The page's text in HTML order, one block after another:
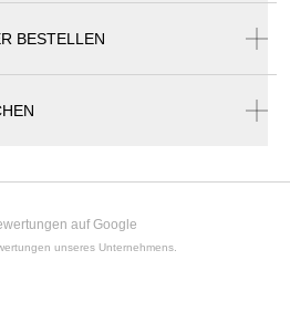
Katalog
BESTELLEN
auf Google
unseres Unternehmens.